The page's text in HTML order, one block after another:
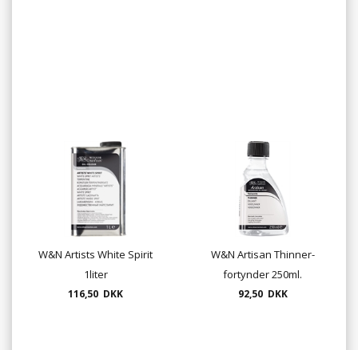
W&N Artists White Spirit
1liter
116,50 DKK
W&N Artisan Thinner-
fortynder 250ml.
92,50 DKK